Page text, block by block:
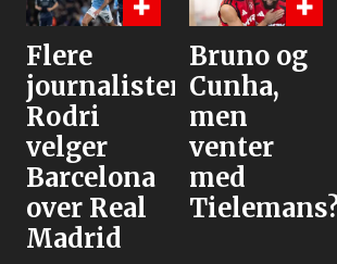
Flere
journalister:
Rodri
velger
Barcelona
over Real
Madrid
Bruno og
Cunha,
men
venter
med